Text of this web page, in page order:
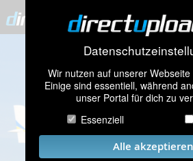
Wir nutzen auf unserer
Einige sind essentiell, während
unser Portal für dich zu
Essenziell
Alle akzeptieren